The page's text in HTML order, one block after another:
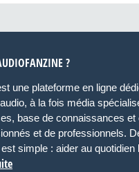
?
une plateforme en ligne
à la fois média
base de connaissances
et de professionnels.
simple : aider au